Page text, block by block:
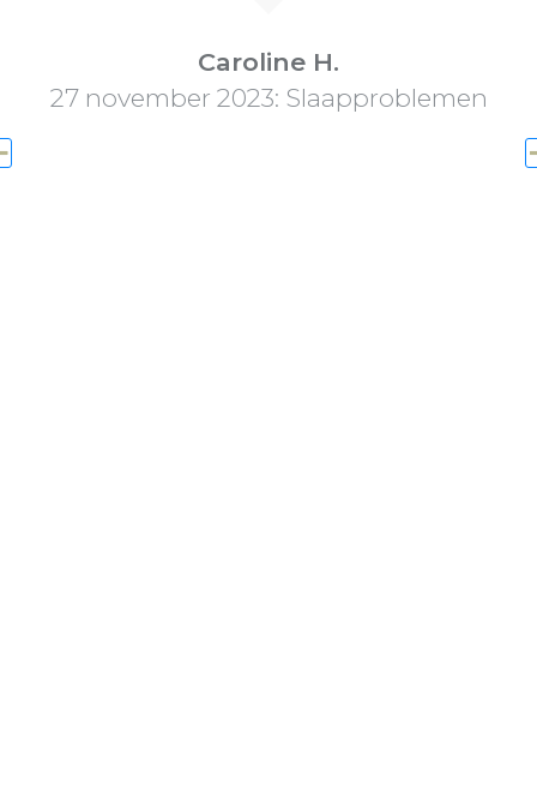
Caroline H.
27 november 2023: Slaapproblemen